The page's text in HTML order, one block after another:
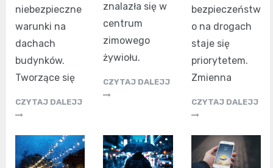
niebezpieczne
warunki na
dachach
budynków.
Tworzące się
CZYTAJ DALEJJ
znalazła się w
centrum
zimowego
żywiołu.
CZYTAJ DALEJJ
bezpieczeństw
o na drogach
staje się
priorytetem.
Zmienna
CZYTAJ DALEJJ